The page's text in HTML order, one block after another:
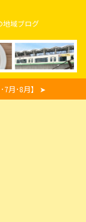
地域ブログ
･7月･8月】 ➤